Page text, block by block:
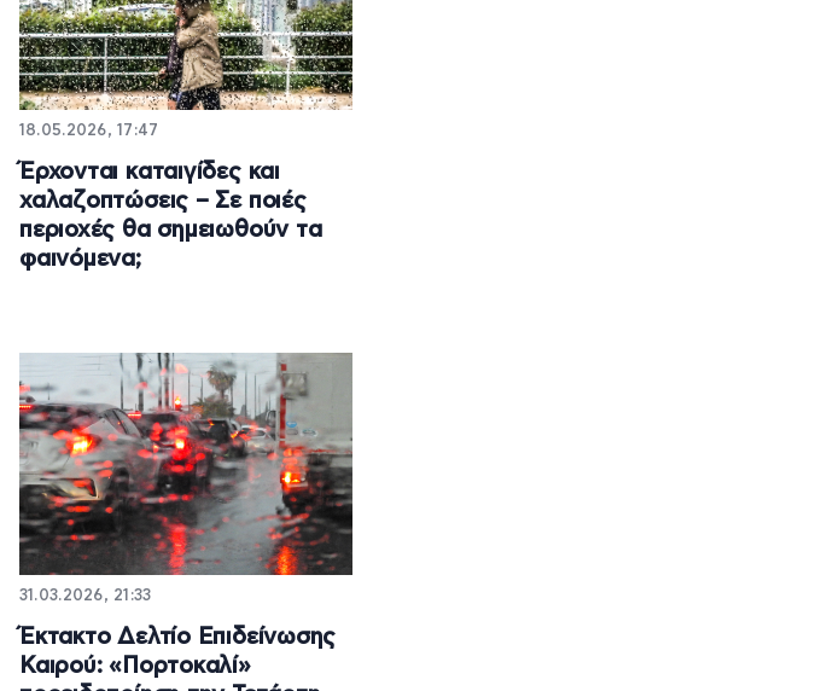
18.05.2026, 17:47
Έρχονται καταιγίδες και
χαλαζοπτώσεις – Σε ποιές
περιοχές θα σημειωθούν τα
φαινόμενα;
31.03.2026, 21:33
Έκτακτο Δελτίο Επιδείνωσης
Καιρού: «Πορτοκαλί»